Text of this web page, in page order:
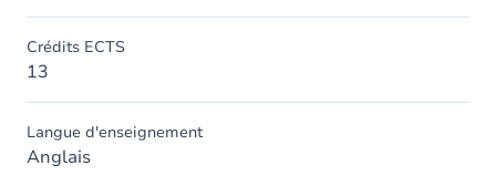
Crédits ECTS
13
Langue d'enseignement
Anglais